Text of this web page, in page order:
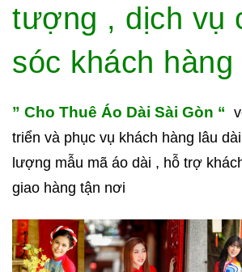
tượng , dịch vụ
sóc khách hàng
” Cho Thuê Áo Dài Sài Gòn “
triển và phục vụ khách hàng lâu
lượng mẫu mã áo dài , hỗ trợ
giao hàng tận nơi